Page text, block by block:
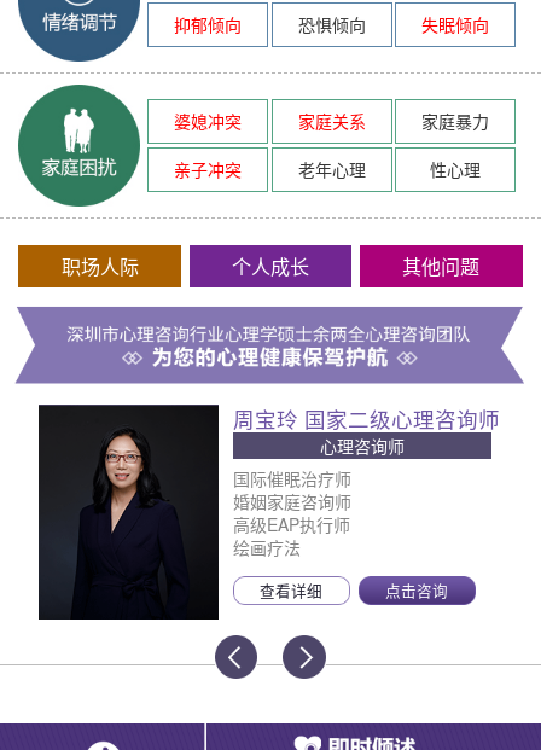
抑郁倾向
恐惧倾向 失眠倾向
婆媳冲突 家庭关系
家庭暴力
亲子冲突
老年心理 性心理
职场人际 个人成长 其他问题
周宝玲 国家二级心理咨询师
心理咨询师
国际催眠治疗师
婚姻家庭咨询师
高级EAP执行师
绘画疗法
查看详细 点击咨询